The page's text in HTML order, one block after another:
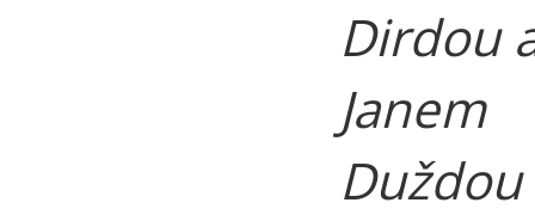
Dirdou
Janem
Duždou